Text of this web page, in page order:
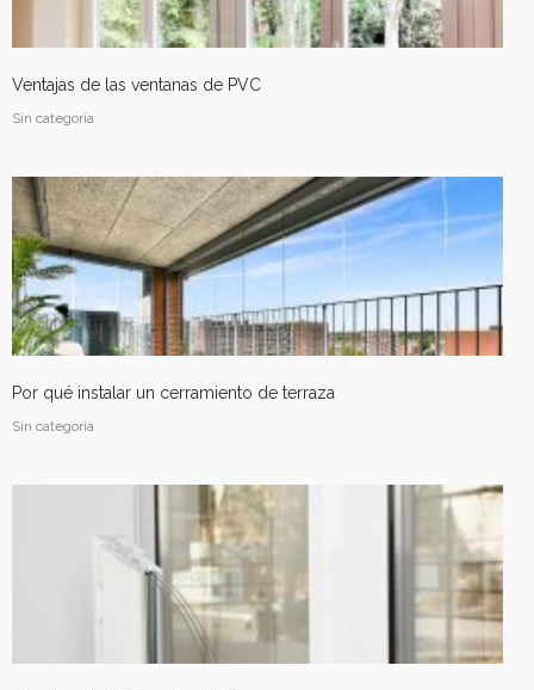
Cerramiento terraza en
Tardienta, Huesca
Cerramiento terraza en Parque
Venecia, Zaragoza
Cerramientos
Ventajas de las ventanas de PVC
Sin categoría
Por qué instalar un cerramiento de terraza
Sin categoría